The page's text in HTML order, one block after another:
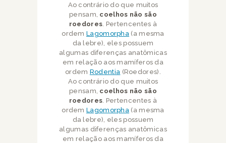
Ao contrário do que muitos
pensam, coelhos não são
roedores . Pertencentes à
ordemLagomorpha (a mesma
da lebre), eles possuem
algumas diferenças anatômicas
em relação aos mamíferos da
ordem Rodentia (Roedores).
Ao contrário do que muitos
pensam, coelhos não são
roedores . Pertencentes à
ordemLagomorpha (a mesma
da lebre), eles possuem
algumas diferenças anatômicas
em relação aos mamíferos da